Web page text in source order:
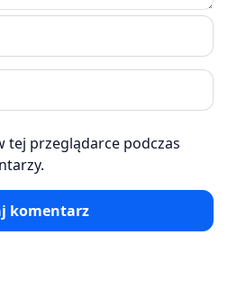
tej przeglądarce podczas
komentarz